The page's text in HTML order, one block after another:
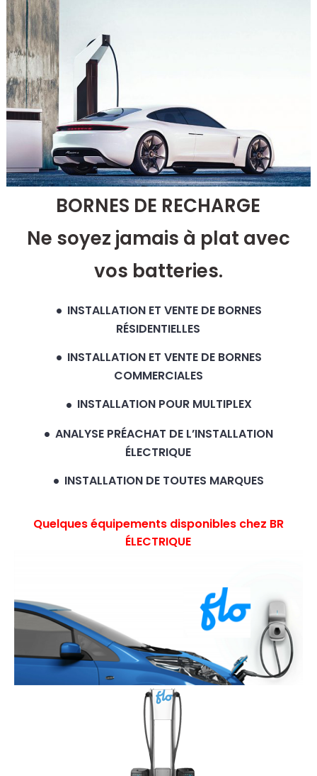
BORNES DE RECHARGE
Ne soyez jamais à plat avec
vos batteries.
INSTALLATION ET VENTE DE BORNES
RÉSIDENTIELLES
INSTALLATION ET VENTE DE BORNES
COMMERCIALES
INSTALLATION POUR MULTIPLEX
ANALYSE PRÉACHAT DE L’INSTALLATION
ÉLECTRIQUE
INSTALLATION DE TOUTES MARQUES
Quelques équipements disponibles chez BR
ÉLECTRIQUE